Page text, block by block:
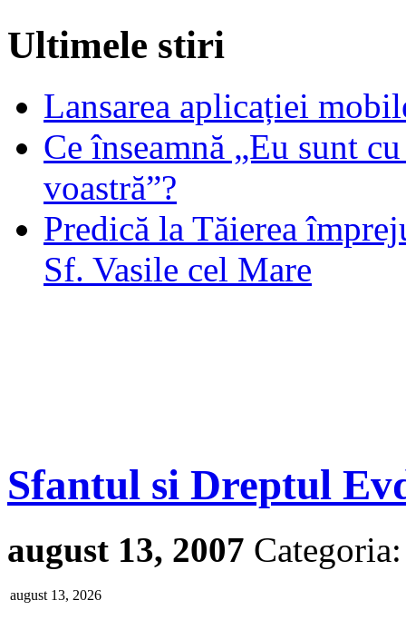
Ultimele stiri
Lansarea aplicației
Ce înseamnă „Eu sunt
voastră”?
Predică la Tăierea
Sf. Vasile cel Mare
Sfantul si Dreptul
august 13, 2007
august 13, 2026